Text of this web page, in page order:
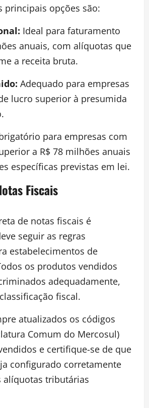
principais opções são:
Ideal para faturamento
anuais, com alíquotas que
a receita bruta.
Adequado para empresas
lucro superior à presumida
para empresas com
a R$ 78 milhões anuais
específicas previstas em lei.
Fiscais
de notas fiscais é
seguir as regras
estabelecimentos de
os produtos vendidos
adequadamente,
fiscal.
atualizados os códigos
Comum do Mercosul)
e certifique-se de que
configurado corretamente
alíquotas tributárias